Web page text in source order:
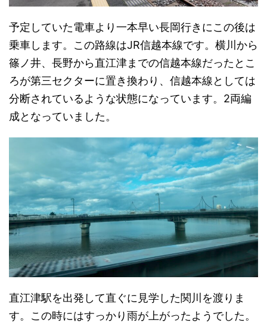
予定していた電車より一本早い長岡行きにこの後は
乗車します。この路線はJR信越本線です。横川から
篠ノ井、長野から直江津までの信越本線だったとこ
ろが第三セクターに置き換わり、信越本線としては
分断されているような状態になっています。2両編
成となっていました。
直江津駅を出発して直ぐに見学した関川を渡りま
す。この時にはすっかり雨が上がったようでした。